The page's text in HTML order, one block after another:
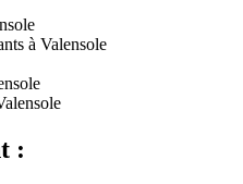
à Valensole
: